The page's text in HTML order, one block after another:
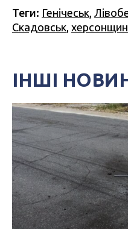
Теги: Генічеськ
Скадовськ
ІНШІ